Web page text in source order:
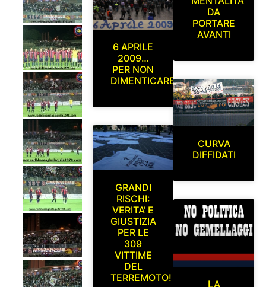
6 APRILE
2009…
PER NON
DIMENTICARE
GRANDI
RISCHI:
VERITA’ E
GIUSTIZIA
PER LE
309
VITTIME
DEL
TERREMOTO!
DA
PORTARE
AVANTI
CURVA
DIFFIDATI
LA